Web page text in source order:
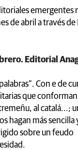
emergentes
de abril a través de
Editorial
Con e de
que
al catalá...;
hagan más sencilla
sobre un feudo